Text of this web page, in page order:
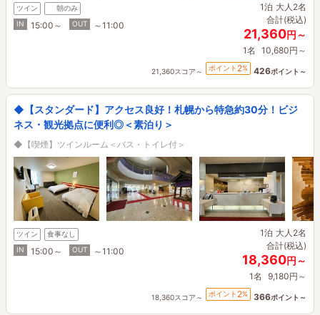
ツイン
朝のみ
IN
15:00～ OUT ～11:00
1泊 大人2名
合計(税込)
21,360円～
1名 10,680円～
21,360スコア～ ポイント 2% 426ポイント～
◆【スタンダード】アクセス良好！札幌から特急約30分！ビジ
ネス・観光拠点に便利◎＜素泊り＞
◆【喫煙】ツインルーム＜バス・トイレ付＞
ツイン
食事なし
IN
15:00～ OUT ～11:00
1泊 大人2名
合計(税込)
18,360円～
1名 9,180円～
18,360スコア～ ポイント 2% 366ポイント～